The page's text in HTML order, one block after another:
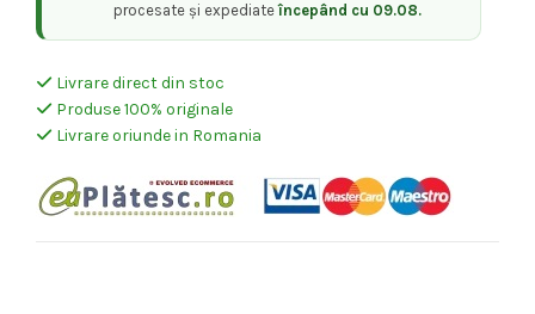
procesate și expediateîncepând cu 09.08.
Livrare direct din stoc
Produse 100% originale
Livrare oriunde in Romania